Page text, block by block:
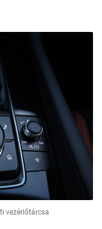
vezérlőtárcsa